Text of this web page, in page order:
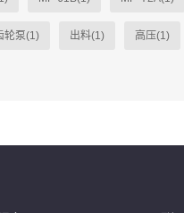
轮泵(1) 出料(1) 高压(1)